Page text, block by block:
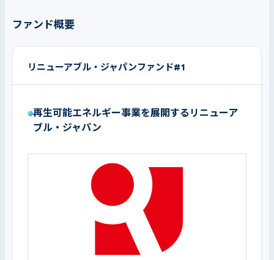
ファンド概要
リニューアブル・ジャパンファンド#1
再生可能エネルギー事業を展開するリニューア
ブル・ジャパン